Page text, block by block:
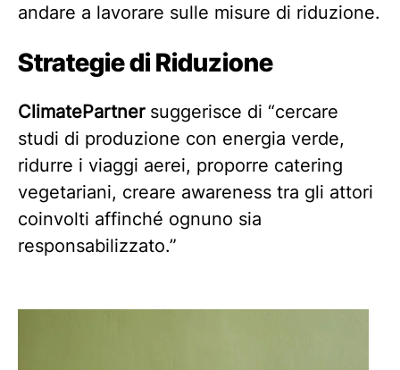
andare a lavorare sulle misure di riduzione.
Strategie di Riduzione
ClimatePartnersuggerisce di “cercare
studi di produzione con energia verde,
ridurre i viaggi aerei, proporre catering
vegetariani, creare awareness tra gli attori
coinvolti affinché ognuno sia
responsabilizzato.”